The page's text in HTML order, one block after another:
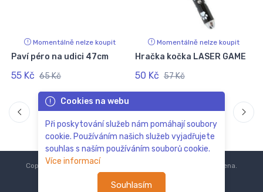
Momentálně nelze koupit
Paví péro na udici 47cm
55 Kč 65 Kč
Momentálně nelze koupit
Hračka kočka LASER GAME
50 Kč 57 Kč
Cookies na webu
Při poskytování služeb nám pomáhají soubory
cookie. Používáním našich služeb vyjadřujete
souhlas s naším používáním souborů cookie.
Více informací
Souhlasím
Copyright © 2018-2024 Všechna práva vyhrazena.